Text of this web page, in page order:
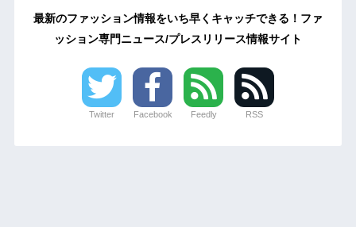
最新のファッション情報をいち早くキャッチできる！ファ
ッション専門ニュース/プレスリリース情報サイト
Twitter Facebook Feedly RSS